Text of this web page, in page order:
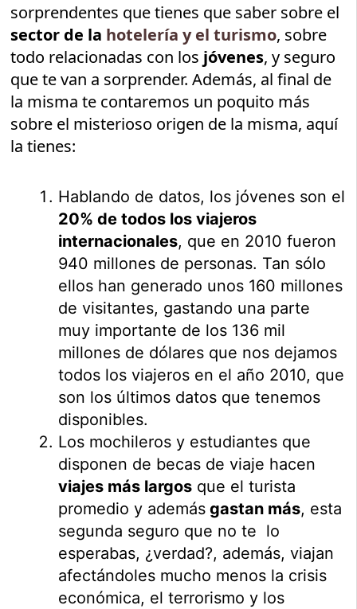
sorprendentes que tienes que saber sobre el
sector de la hotelería y el turismo, sobre
todo relacionadas con los jóvenes, y seguro
que te van a sorprender. Además, al final de
la misma te contaremos un poquito más
sobre el misterioso origen de la misma, aquí
la tienes:
Hablando de datos, los jóvenes son el
20% de todos los viajeros
internacionales, que en 2010 fueron
940 millones de personas. Tan sólo
ellos han generado unos 160 millones
de visitantes, gastando una parte
muy importante de los 136 mil
millones de dólares que nos dejamos
todos los viajeros en el año 2010, que
son los últimos datos que tenemos
disponibles.
Los mochileros y estudiantes que
disponen de becas de viaje hacen
viajes más largos que el turista
promedio y además gastan más, esta
segunda seguro que no te lo
esperabas, ¿verdad?, además, viajan
afectándoles mucho menos la crisis
económica, el terrorismo y los